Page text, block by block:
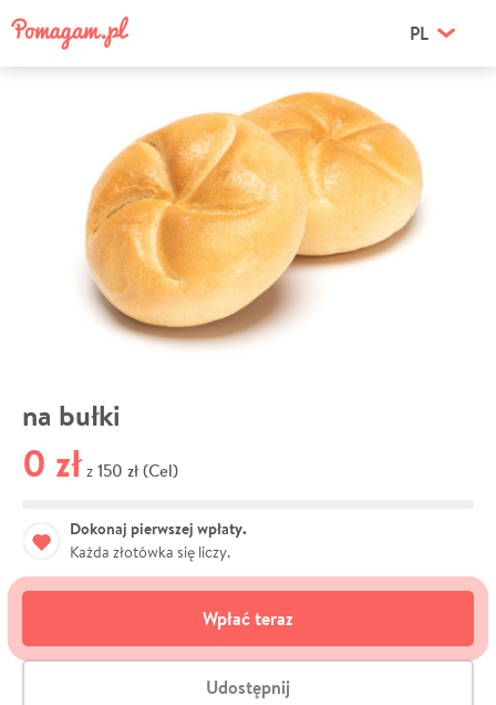
PL
na bułki
0 zł z 150 zł (Cel)
Dokonaj pierwszej wpłaty.
Każda złotówka się liczy.
Wpłać teraz
Udostępnij